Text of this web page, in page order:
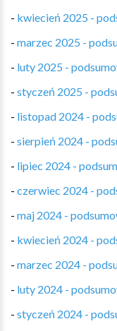
- kwiecień 2025 -
- marzec 2025 -
- luty 2025 -
- styczeń 2025 -
- listopad 2024 -
- sierpień 2024 -
- lipiec 2024 -
- czerwiec 2024 -
- maj 2024 -
- kwiecień 2024 -
- marzec 2024 -
- luty 2024 -
- styczeń 2024 -